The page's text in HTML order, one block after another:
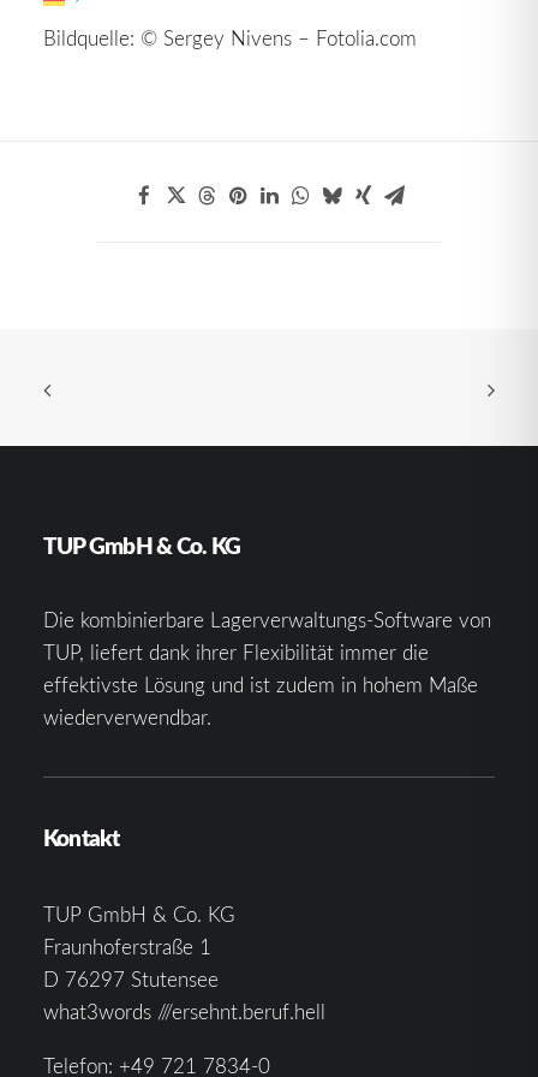
Bildquelle: © Sergey Nivens – Fotolia.com
TUP GmbH & Co. KG
Die kombinierbare Lagerverwaltungs-Software von
TUP, liefert dank ihrer Flexibilität immer die
effektivste Lösung und ist zudem in hohem Maße
wiederverwendbar.
Kontakt
TUP GmbH & Co. KG
Fraunhoferstraße 1
D 76297 Stutensee
what3words ///ersehnt.beruf.hell
Telefon: +49 721 7834-0